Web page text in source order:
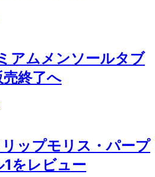
アムメンソールタブ
終了へ
ップモリス・パープ
をレビュー